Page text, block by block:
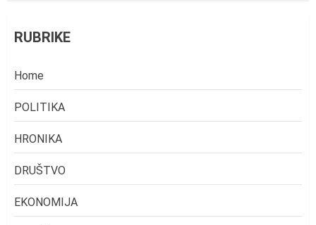
RUBRIKE
Home
POLITIKA
HRONIKA
DRUŠTVO
EKONOMIJA